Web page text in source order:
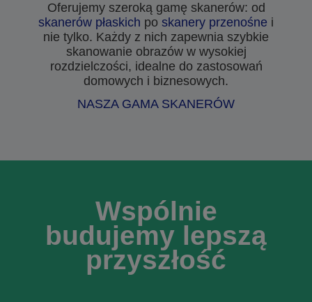
Oferujemy szeroką gamę skanerów: od
skanerów płaskich po skanery przenośne i
nie tylko. Każdy z nich zapewnia szybkie
skanowanie obrazów w wysokiej
rozdzielczości, idealne do zastosowań
domowych i biznesowych.
NASZA GAMA SKANERÓW
Wspólnie
budujemy lepszą
przyszłość